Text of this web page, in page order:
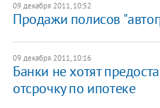
09 декабря 2011, 10:52
Продажи полисов
09 декабря 2011, 10:16
Банки не хотят
отсрочку по ипотеке